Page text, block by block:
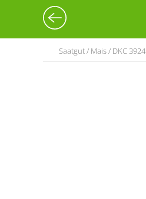
Saatgut / Mais / DKC 3924